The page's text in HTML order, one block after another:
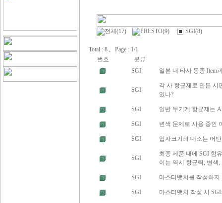
전체(17) PRESTO(9) SGI(8)
Total : 8 , Page : 1/1
번호
분류
SGI
일본 내 타사 동종 Item
SGI
각 사 항균제로 만든 시
있나?
SGI 일반 무기계 항균제는
SGI 변색 문제로 사용 중인
SGI 입자크기의 대소는 어
SGI
최종 제품 내에 SGI 함
이는 역시 항균력, 변색
SGI 마스터뱃치를 작성하지
SGI 마스터뱃치 작성 시